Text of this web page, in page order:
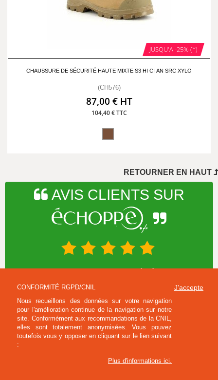
CONFORMITÉ RGPD/CNIL
Nous recueillons des données sur votre navigation
pour l'amélioration continue de la navigation sur notre
site. Conformément aux recommandations de la CNIL,
elles sont totalement anonymisées. Vous pouvez
toutefois vous y opposer en cliquant sur le lien suivant
:
Plus d'informations ici.
J'accepte
JUSQU'A -25% (*)
CHAUSSURE DE SÉCURITÉ HAUTE MIXTE S3 HI CI AN SRC XYLO
(CH576)
87,00 € HT
104,40 € TTC
RETOURNER EN HAUT
1028 DERNIERS AVIS RECUEILLIS SUR LE SITE
INFORMATIONS SUR VOTRE BOUTIQUE
L'ÉCHOPPE
AIDE ET SERVICES